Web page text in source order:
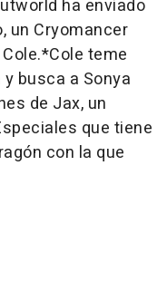
ha enviado
un Cryomancer
teme
busca a Sonya
de Jax, un
que tiene
con la que